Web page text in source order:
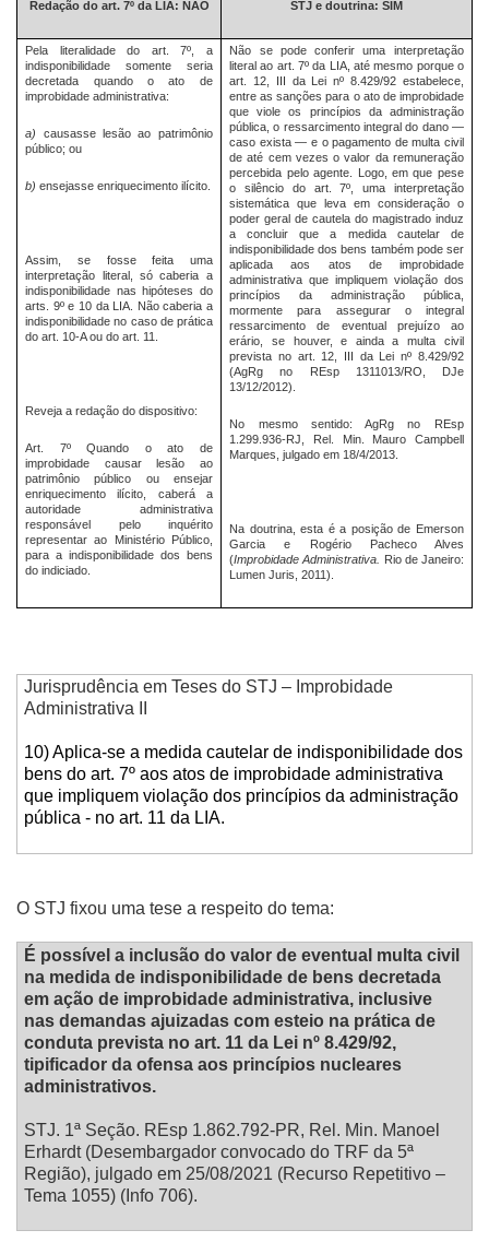
Redação do art. 7º da LIA: NÃO STJ e doutrina: SIM
Pela literalidade do art. 7º, a
indisponibilidade somente seria
decretada quando o ato de
improbidade administrativa:
a) causasse lesão ao patrimônio
público; ou
b) ensejasse enriquecimento ilícito.
Assim, se fosse feita uma
interpretação literal, só caberia a
indisponibilidade nas hipóteses do
arts. 9º e 10 da LIA. Não caberia a
indisponibilidade no caso de prática
do art. 10-A ou do art. 11.
Reveja a redação do dispositivo:
Art. 7º Quando o ato de
improbidade causar lesão ao
patrimônio público ou ensejar
enriquecimento ilícito, caberá a
autoridade administrativa
responsável pelo inquérito
representar ao Ministério Público,
para a indisponibilidade dos bens
do indiciado.
Não se pode conferir uma interpretação
literal ao art. 7º da LIA, até mesmo porque o
art. 12, III da Lei nº 8.429/92 estabelece,
entre as sanções para o ato de improbidade
que viole os princípios da administração
pública, o ressarcimento integral do dano —
caso exista — e o pagamento de multa civil
de até cem vezes o valor da remuneração
percebida pelo agente. Logo, em que pese
o silêncio do art. 7º, uma interpretação
sistemática que leva em consideração o
poder geral de cautela do magistrado induz
a concluir que a medida cautelar de
indisponibilidade dos bens também pode ser
aplicada aos atos de improbidade
administrativa que impliquem violação dos
princípios da administração pública,
mormente para assegurar o integral
ressarcimento de eventual prejuízo ao
erário, se houver, e ainda a multa civil
prevista no art. 12, III da Lei nº 8.429/92
(AgRg no REsp 1311013/RO, DJe
13/12/2012).
No mesmo sentido: AgRg no REsp
1.299.936-RJ, Rel. Min. Mauro Campbell
Marques, julgado em 18/4/2013.
Na doutrina, esta é a posição de Emerson
Garcia e Rogério Pacheco Alves
(Improbidade Administrativa.
Rio de Janeiro:
Lumen Juris, 2011).
Jurisprudência em Teses do STJ – Improbidade
Administrativa II
10) Aplica-se a medida cautelar de indisponibilidade dos
bens do art. 7º aos atos de improbidade administrativa
que impliquem violação dos princípios da administração
pública - no art. 11 da LIA.
O STJ fixou uma tese a respeito do tema:
É possível a inclusão do valor de eventual multa civil
na medida de indisponibilidade de bens decretada
em ação de improbidade administrativa, inclusive
nas demandas ajuizadas com esteio na prática de
conduta prevista no art. 11 da Lei nº 8.429/92,
tipificador da ofensa aos princípios nucleares
administrativos.
STJ. 1ª Seção. REsp 1.862.792-PR, Rel. Min. Manoel
Erhardt (Desembargador convocado do TRF da 5ª
Região), julgado em 25/08/2021 (Recurso Repetitivo –
Tema 1055) (Info 706).